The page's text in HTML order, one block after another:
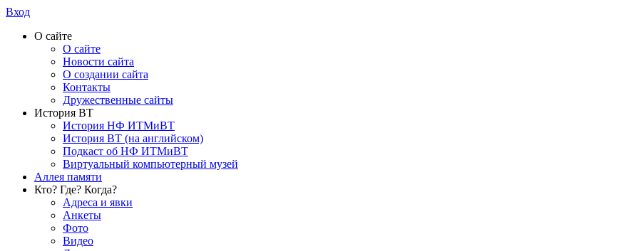
Вход
О сайте
О сайте
Новости сайта
О создании сайта
Контакты
Дружественные сайты
История ВТ
История НФ ИТМиВТ
История ВТ (на английском)
Подкаст об НФ ИТМиВТ
Виртуальный компьютерный музей
Аллея памяти
Кто? Где? Когда?
Адреса и явки
Анкеты
Фото
Видео